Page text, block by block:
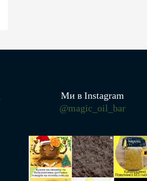
Ми в Instagram
@magic_oil_bar